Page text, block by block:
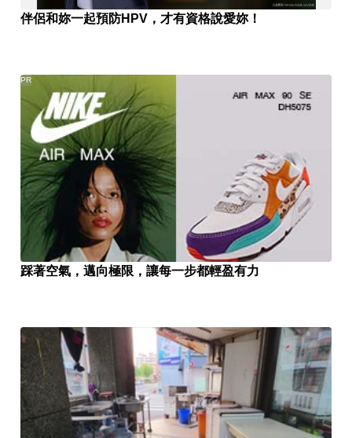
伴侶和妳一起預防HPV，才有資格說愛妳！
踩著空氣，邁向極限，讓每一步都輕盈有力
PR